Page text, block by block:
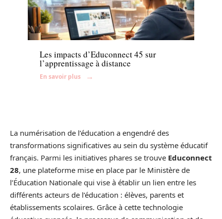
Enfant
Les impacts d’Educonnect 45 sur
l’apprentissage à distance
En savoir plus
La numérisation de l’éducation a engendré des
transformations significatives au sein du système éducatif
français. Parmi les initiatives phares se trouve Educonnect
28, une plateforme mise en place par le Ministère de
l’Éducation Nationale qui vise à établir un lien entre les
différents acteurs de l’éducation : élèves, parents et
établissements scolaires. Grâce à cette technologie